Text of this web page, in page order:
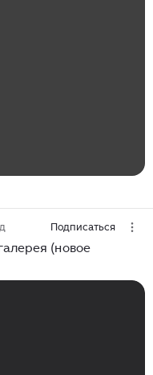
Подписаться
(новое